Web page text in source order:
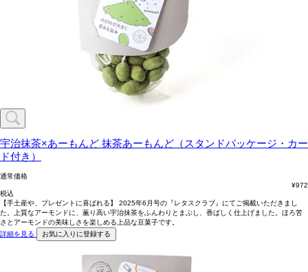
宇治抹茶×あーもんど 抹茶あーもんど（スタンドパッケージ・カー
ド付き）
通常価格
¥972
税込
【手土産や、プレゼントに喜ばれる】 2025年6月号の『レタスクラブ』にてご掲載いただきまし
た。上質なアーモンドに、薫り高い宇治抹茶をふんわりとまぶし、香ばしく仕上げました。ほろ苦
さとアーモンドの美味しさを楽しめる上品な豆菓子です。
詳細を見る
お気に入りに登録する